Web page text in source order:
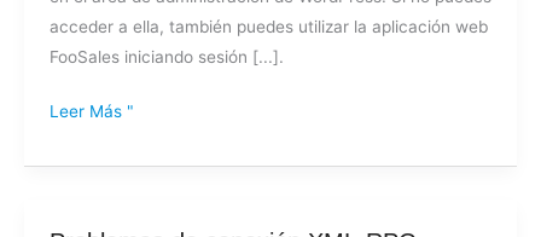
acceder a ella, también puedes utilizar la aplicación web
FooSales iniciando sesión [...].
Leer Más "